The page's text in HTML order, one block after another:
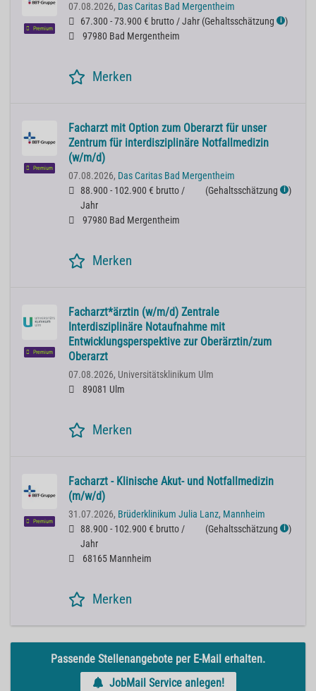
Premium
07.08.2026, Das Caritas Bad Mergentheim
67.300 - 73.900 € brutto / Jahr (Gehaltsschätzung ℹ )
97980 Bad Mergentheim
Merken
Premium
Facharzt mit Option zum Oberarzt für unser
Zentrum für interdisziplinäre Notfallmedizin
(w/m/d)
07.08.2026, Das Caritas Bad Mergentheim
88.900 - 102.900 € brutto /
Jahr
(Gehaltsschätzung ℹ )
97980 Bad Mergentheim
Merken
Premium
Facharzt*ärztin (w/m/d) Zentrale
Interdisziplinäre Notaufnahme mit
Entwicklungsperspektive zur Oberärztin/zum
Oberarzt
07.08.2026, Universitätsklinikum Ulm
89081 Ulm
Merken
Premium
Facharzt - Klinische Akut- und Notfallmedizin
(m/w/d)
31.07.2026, Brüderklinikum Julia Lanz, Mannheim
88.900 - 102.900 € brutto /
Jahr
(Gehaltsschätzung ℹ )
68165 Mannheim
Merken
Passende Stellenangebote per E-Mail erhalten.
JobMail Service anlegen!